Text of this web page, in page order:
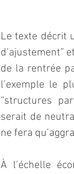
Le texte décrit
d’ajustement”
de la rentrée
l’exemple le
“structures
serait de
ne fera
À l’échelle